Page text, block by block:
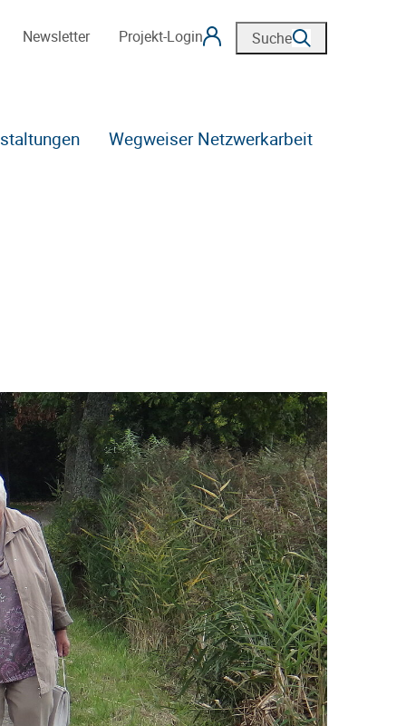
Newsletter Projekt-Login Suche
Wegweiser Netzwerkarbeit